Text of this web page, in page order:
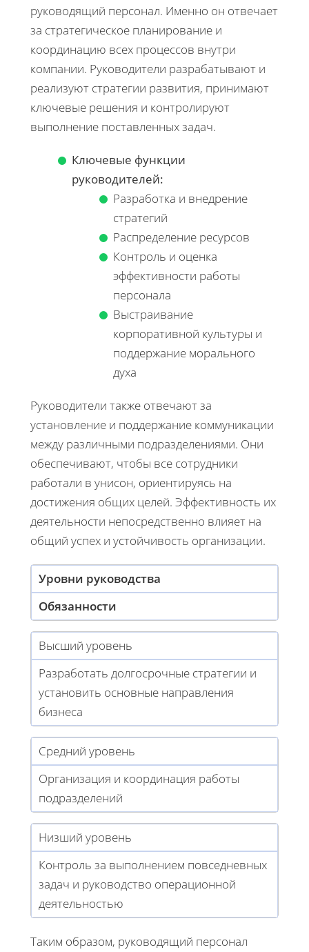
руководящий персонал. Именно он отвечает
за стратегическое планирование и
координацию всех процессов внутри
компании. Руководители разрабатывают и
реализуют стратегии развития, принимают
ключевые решения и контролируют
выполнение поставленных задач.
Ключевые функции
руководителей:
Разработка и внедрение
стратегий
Распределение ресурсов
Контроль и оценка
эффективности работы
персонала
Выстраивание
корпоративной культуры и
поддержание морального
духа
Руководители также отвечают за
установление и поддержание коммуникации
между различными подразделениями. Они
обеспечивают, чтобы все сотрудники
работали в унисон, ориентируясь на
достижения общих целей. Эффективность их
деятельности непосредственно влияет на
общий успех и устойчивость организации.
Уровни руководства
Обязанности
Высший уровень
Разработать долгосрочные стратегии и
установить основные направления
бизнеса
Средний уровень
Организация и координация работы
подразделений
Низший уровень
Контроль за выполнением повседневных
задач и руководство операционной
деятельностью
Таким образом, руководящий персонал